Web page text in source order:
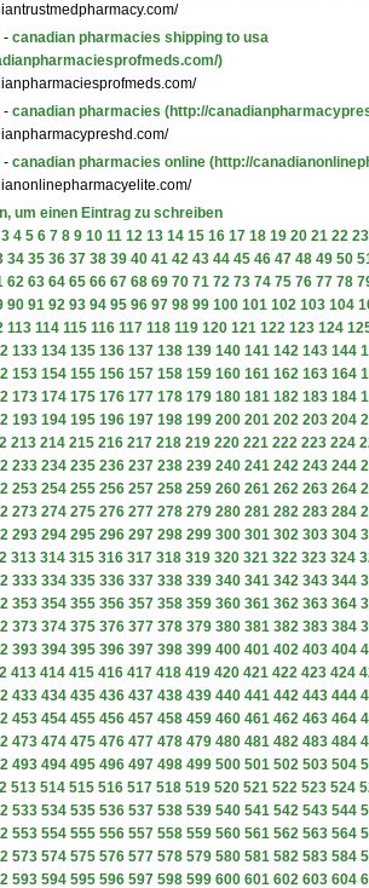
- canadian pharmacies shipping to usa
)
- canadian pharmacies (http://
- canadian pharmacies online (http://
um einen Eintrag zu schreiben
3 4 5 6 7 8 9 10 11 12 13 14 15 16 17 18 19 20 21 22 23
34 35 36 37 38 39 40 41 42 43 44 45 46 47 48 49 50
62 63 64 65 66 67 68 69 70 71 72 73 74 75 76 77 78
90 91 92 93 94 95 96 97 98 99 100 101 102 103 104
113 114 115 116 117 118 119 120 121 122 123 124
133 134 135 136 137 138 139 140 141 142 143 144
153 154 155 156 157 158 159 160 161 162 163 164
173 174 175 176 177 178 179 180 181 182 183 184
193 194 195 196 197 198 199 200 201 202 203 204
213 214 215 216 217 218 219 220 221 222 223 224
233 234 235 236 237 238 239 240 241 242 243 244
253 254 255 256 257 258 259 260 261 262 263 264
273 274 275 276 277 278 279 280 281 282 283 284
293 294 295 296 297 298 299 300 301 302 303 304
313 314 315 316 317 318 319 320 321 322 323 324
333 334 335 336 337 338 339 340 341 342 343 344
353 354 355 356 357 358 359 360 361 362 363 364
373 374 375 376 377 378 379 380 381 382 383 384
393 394 395 396 397 398 399 400 401 402 403 404
413 414 415 416 417 418 419 420 421 422 423 424
433 434 435 436 437 438 439 440 441 442 443 444
453 454 455 456 457 458 459 460 461 462 463 464
473 474 475 476 477 478 479 480 481 482 483 484
493 494 495 496 497 498 499 500 501 502 503 504
513 514 515 516 517 518 519 520 521 522 523 524
533 534 535 536 537 538 539 540 541 542 543 544
553 554 555 556 557 558 559 560 561 562 563 564
573 574 575 576 577 578 579 580 581 582 583 584
593 594 595 596 597 598 599 600 601 602 603 604